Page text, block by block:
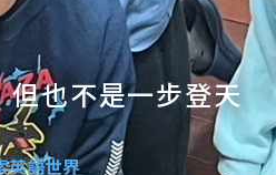
也不是一步登天
英語世界